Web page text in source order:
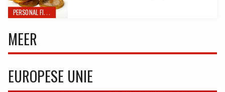
PERSONAL FINANCE
MEER
EUROPESE UNIE